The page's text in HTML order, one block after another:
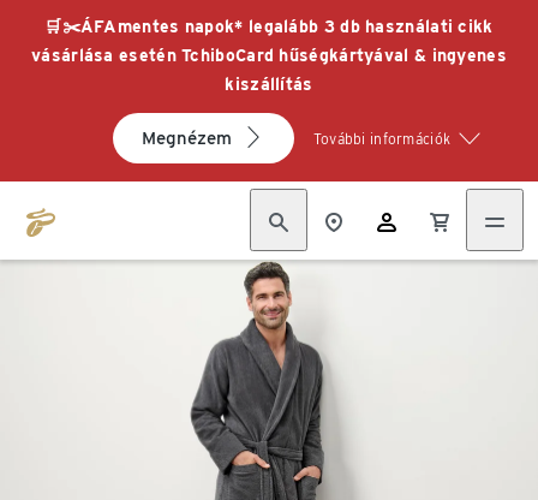
🛒✂️ÁFAmentes napok* legalább 3 db használati cikk
vásárlása esetén TchiboCard hűségkártyával & ingyenes
kiszállítás
Megnézem További információk